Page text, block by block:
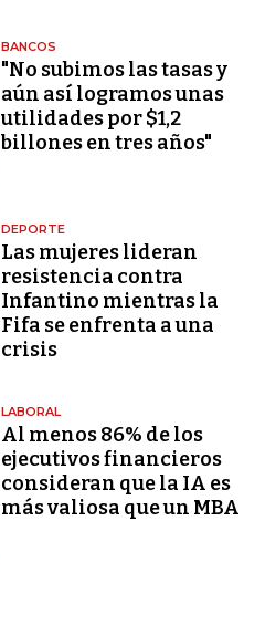
BANCOS
"No subimos las tasas y
aún así logramos unas
utilidades por $1,2
billones en tres años"
DEPORTE
Las mujeres lideran
resistencia contra
Infantino mientras la
Fifa se enfrenta a una
crisis
LABORAL
Al menos 86% de los
ejecutivos financieros
consideran que la IA es
más valiosa que un MBA